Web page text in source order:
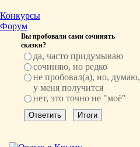
Конкурсы
Форум
Вы пробовали сами сочинять
сказки?
да, часто придумываю
сочиняю, но редко
не пробовал(а), но, думаю,
у меня получится
нет, это точно не "моё"